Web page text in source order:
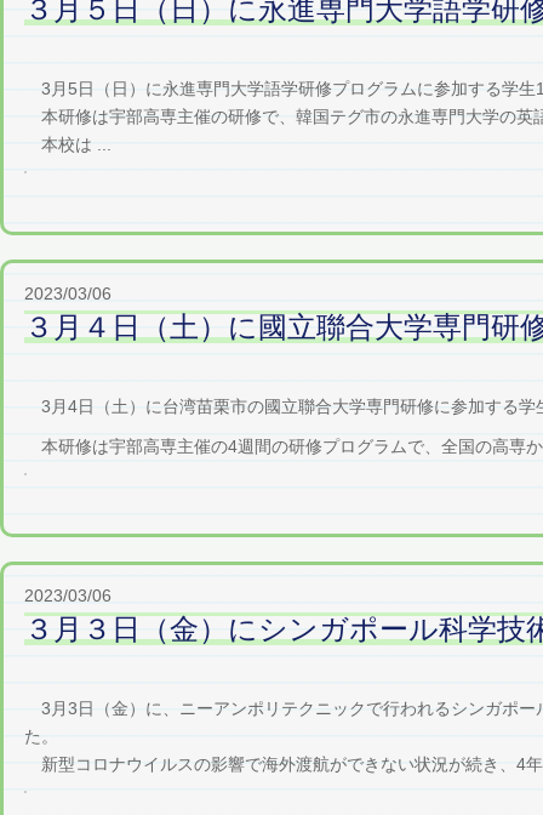
３月５日（日）に永進専門大学語学
3月5日（日）に永進専門大学語学研修プログラムに参加する学生
本研修は宇部高専主催の研修で、韓国テグ市の永進専門大学の英
本校は ...
2023/03/06
３月４日（土）に國立聯合大学専門研
3月4日（土）に台湾苗栗市の國立聯合大学専門研修に参加する学
本研修は宇部高専主催の4週間の研修プログラムで、全国の高専
2023/03/06
３月３日（金）にシンガポール科学
3月3日（金）に、ニーアンポリテクニックで行われるシンガポ
た。
新型コロナウイルスの影響で海外渡航ができない状況が続き、4